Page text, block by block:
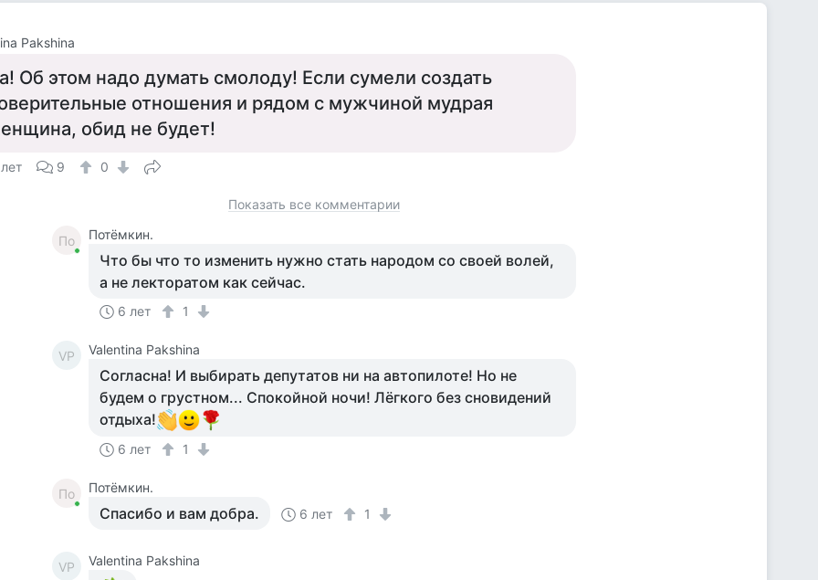
Pakshina
Об этом надо думать смолоду! Если сумели создать
отношения и рядом с мужчиной мудрая
обид не будет!
9 0
Показать все комментарии
По Потёмкин.
Что бы что то изменить нужно стать народом со своей волей,
а не лекторатом как сейчас.
6 лет 1
VP Valentina Pakshina
Согласна! И выбирать депутатов ни на автопилоте! Но не
будем о грустном... Спокойной ночи! Лёгкого без сновидений
отдыха!
6 лет 1
По Потёмкин.
Спасибо и вам добра. 6 лет 1
VP Valentina Pakshina